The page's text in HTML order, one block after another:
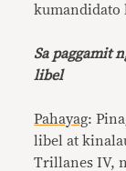
kumandidato
Sa paggamit
libel
Pahayag:
libel at
Trillanes IV,